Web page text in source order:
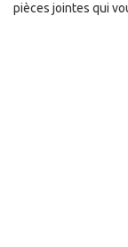
pièces jointes qui